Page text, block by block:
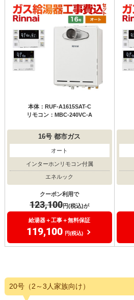
本体：RUF-A1615SAT-C
リモコン：MBC-240VC-A
16号 都市ガス
オート
インターホンリモコン付属
エネルック
クーポン利用で
123,100円(税込)が
給湯器＋工事＋無料保証
119,100 円(税込)
20号（2～3人家族向け）